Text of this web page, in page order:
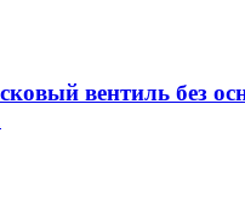
вентиль без